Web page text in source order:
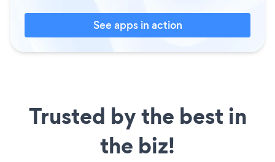
See apps in action
Trusted by the best in
the biz!